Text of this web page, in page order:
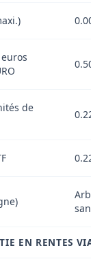
de
EN RENTES